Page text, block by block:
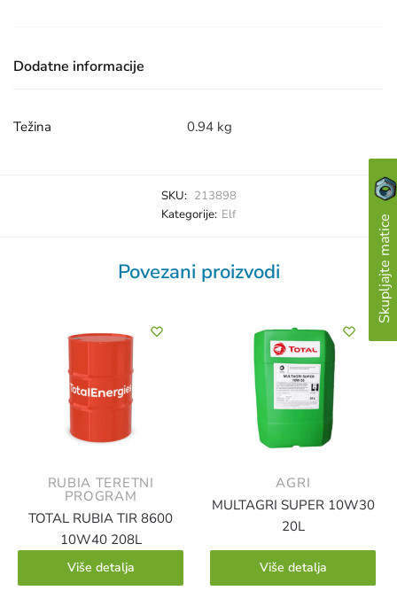
Dodatne informacije
Težina 0.94 kg
SKU: 213898
Kategorije: Elf
Povezani proizvodi
RUBIA TERETNI
PROGRAM
TOTAL RUBIA TIR 8600
10W40 208L
Više detalja
AGRI
MULTAGRI SUPER 10W30
20L
Više detalja
Skupljajte matice